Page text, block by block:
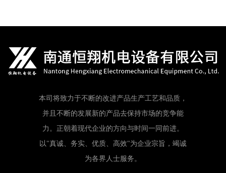
本司将致力于不断的改进产品生产工艺和品质，
并且不断的发展新的产品去保持市场的竞争能
力。正朝着现代企业的方向与时间一同前进。
以"真诚、务实、优质、高效"为企业宗旨，竭诚
为各界人士服务。